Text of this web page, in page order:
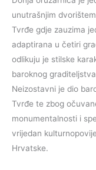
unutrašnjim
Tvrđe gdje zauzima
adaptirana u četiri
odlikuju je stilske
baroknog
Neizostavni je dio
Tvrđe te zbog
monumentalnosti i
vrijedan
Hrvatske.